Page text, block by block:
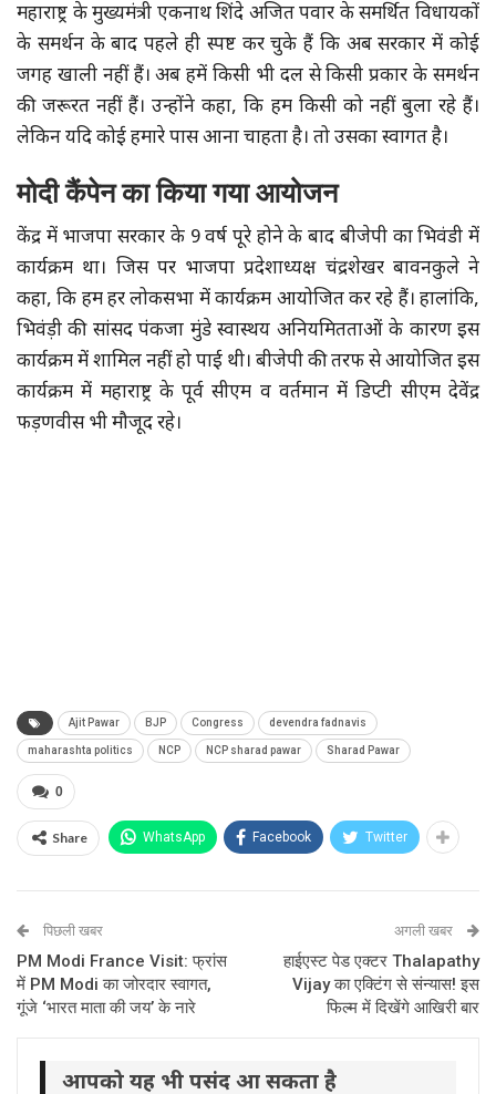
महाराष्ट्र के मुख्यमंत्री एकनाथ शिंदे अजित पवार के समर्थित विधायकों
के समर्थन के बाद पहले ही स्पष्ट कर चुके हैं कि अब सरकार में कोई
जगह खाली नहीं हैं। अब हमें किसी भी दल से किसी प्रकार के समर्थन
की जरूरत नहीं हैं। उन्होंने कहा, कि हम किसी को नहीं बुला रहे हैं।
लेकिन यदि कोई हमारे पास आना चाहता है। तो उसका स्वागत है।
मोदी कैंपेन का किया गया आयोजन
केंद्र में भाजपा सरकार के 9 वर्ष पूरे होने के बाद बीजेपी का भिवंडी में
कार्यक्रम था। जिस पर भाजपा प्रदेशाध्यक्ष चंद्रशेखर बावनकुले ने
कहा, कि हम हर लोकसभा में कार्यक्रम आयोजित कर रहे हैं। हालांकि,
भिवंड़ी की सांसद पंकजा मुंडे स्वास्थय अनियमितताओं के कारण इस
कार्यक्रम में शामिल नहीं हो पाई थी। बीजेपी की तरफ से आयोजित इस
कार्यक्रम में महाराष्ट्र के पूर्व सीएम व वर्तमान में डिप्टी सीएम देवेंद्र
फड़णवीस भी मौजूद रहे।
Ajit Pawar BJP Congress devendra fadnavis
maharashta politics NCP NCP sharad pawar Sharad Pawar
0
Share WhatsApp Facebook Twitter
पिछली खबर
PM Modi France Visit: फ्रांस
में PM Modi का जोरदार स्वागत,
गूंजे ‘भारत माता की जय’ के नारे
अगली खबर
हाईएस्ट पेड एक्टर Thalapathy
Vijay का एक्टिंग से संन्यास! इस
फिल्म में दिखेंगे आखिरी बार
आपको यह भी पसंद आ सकता है